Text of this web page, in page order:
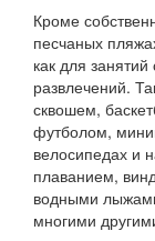
Кроме
песчаных
как для
развлечений.
сквошем,
футболом,
велосипедах и
плаванием,
водными
многими